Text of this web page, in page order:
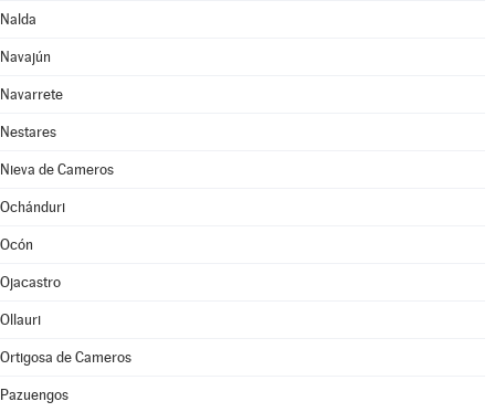
Nalda
Navajún
Navarrete
Nestares
Nieva de Cameros
Ochánduri
Ocón
Ojacastro
Ollauri
Ortigosa de Cameros
Pazuengos